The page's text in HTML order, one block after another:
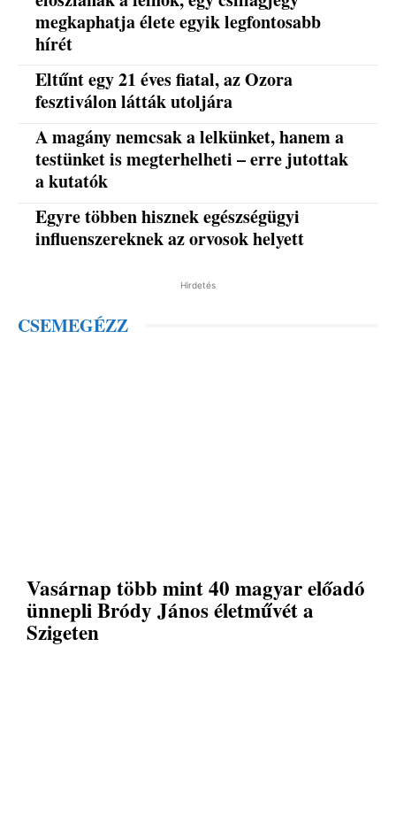
megkaphatja élete egyik legfontosabb
hírét
Eltűnt egy 21 éves fiatal, az Ozora
fesztiválon látták utoljára
A magány nemcsak a lelkünket, hanem a
testünket is megterhelheti – erre jutottak
a kutatók
Egyre többen hisznek egészségügyi
influenszereknek az orvosok helyett
Hirdetés
CSEMEGÉZZ
Vasárnap több mint 40 magyar előadó
ünnepli Bródy János életművét a
Szigeten